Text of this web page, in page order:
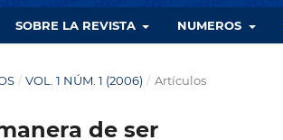
SOBRE LA REVISTA NUMEROS
/ VOL. 1 NÚM. 1 (2006) / Artículos
de ser